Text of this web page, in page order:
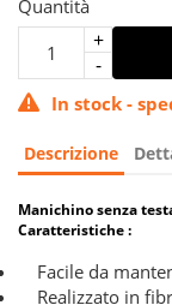
Quantità
In stock -
Descrizione
Manichino senza
Caratteristiche :
Facile da
Realizzato in